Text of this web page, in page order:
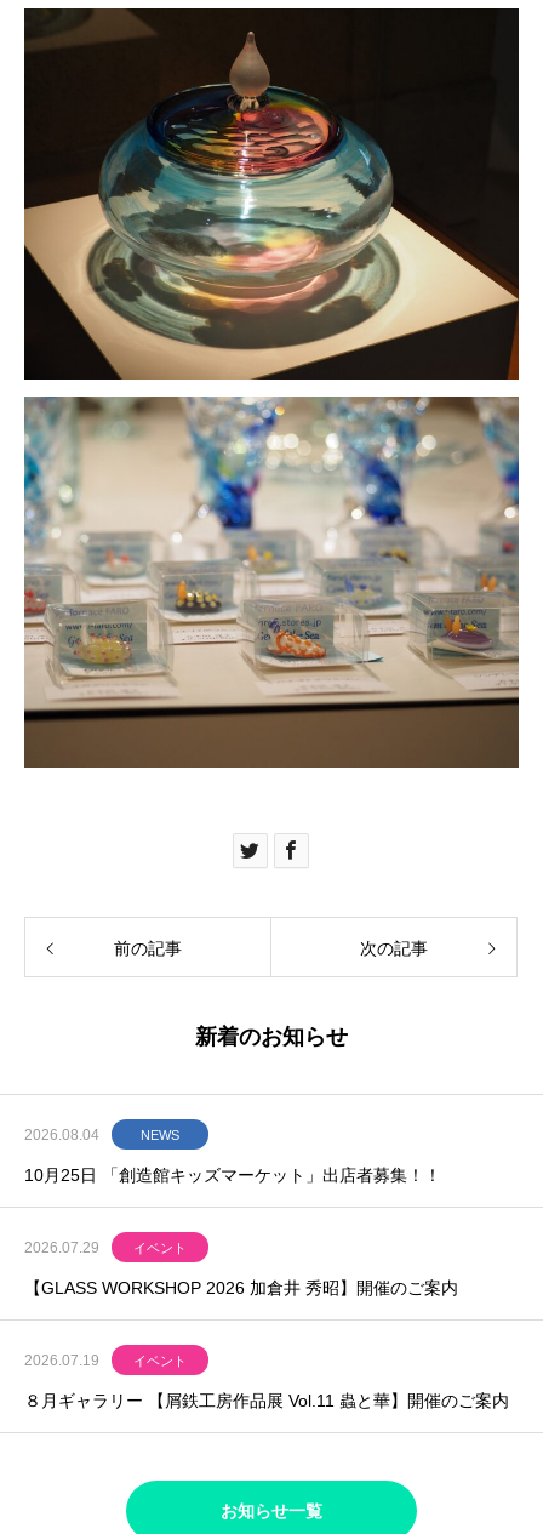
前の記事 次の記事
新着のお知らせ
2026.08.04 NEWS
10月25日 「創造館キッズマーケット」出店者募集！！
2026.07.29 イベント
【GLASS WORKSHOP 2026 加倉井 秀昭】開催のご案内
2026.07.19 イベント
８月ギャラリー 【屑鉄工房作品展 Vol.11 蟲と華】開催のご案内
お知らせ一覧